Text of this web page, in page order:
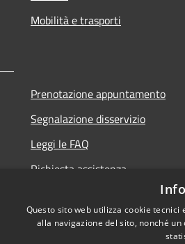
Mobilità e trasporti
Prenotazione appuntamento
Segnalazione disservizio
Leggi le FAQ
Richiesta assistenza
Questo sito web utilizza cookie
alla navigazione del sito, nonché